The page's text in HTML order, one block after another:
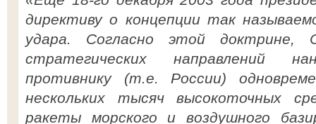
директиву о концепции так
удара. Согласно этой доктрине,
стратегических направлений
противнику (т.е. России)
нескольких тысяч высокоточных
ракеты морского и воздушного